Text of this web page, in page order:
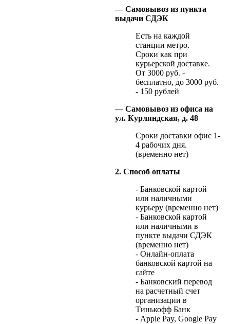
— Самовывоз из пункта
выдачи СДЭК
Есть на каждой
станции метро.
Сроки как при
курьерской доставке.
От 3000 руб. -
бесплатно, до 3000 руб.
- 150 рублей
— Самовывоз из офиса на
ул. Курляндская, д. 48
Сроки доставки офис 1-
4 рабочих дня.
(временно нет)
2. Способ оплаты
- Банковской картой
или наличными
курьеру (временно нет)
- Банковской картой
или наличными в
пункте выдачи СДЭК
(временно нет)
- Онлайн-оплата
банковской картой на
сайте
- Банковский перевод
на расчетный счет
организации в
Тинькофф Банк
- Apple Pay, Google Pay